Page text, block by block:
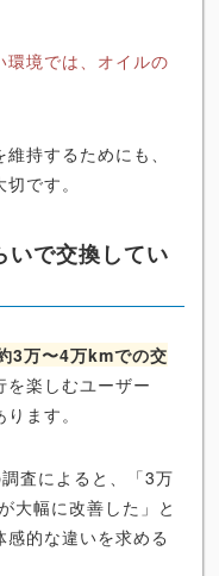
境では、オイルの
持するためにも、
です。
いで交換してい
3万〜4万kmでの交
を楽しむユーザー
ます。
査によると、「3万
大幅に改善した」と
的な違いを求める